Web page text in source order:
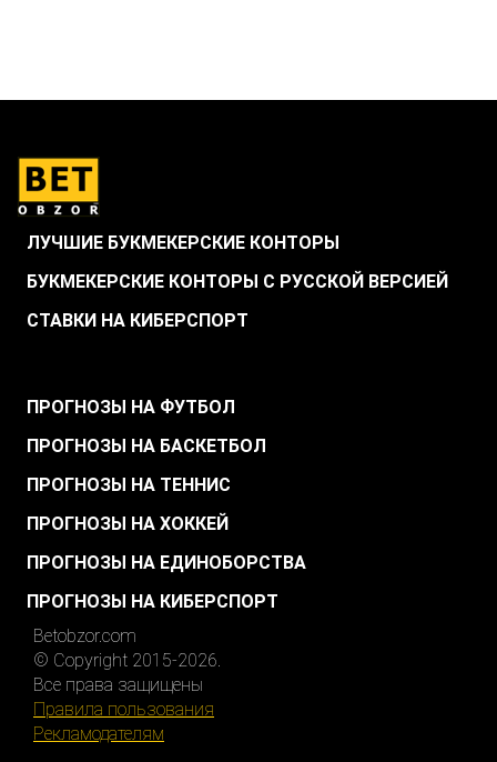
ЛУЧШИЕ БУКМЕКЕРСКИЕ КОНТОРЫ
БУКМЕКЕРСКИЕ КОНТОРЫ С РУССКОЙ ВЕРСИЕЙ
СТАВКИ НА КИБЕРСПОРТ
ПРОГНОЗЫ НА ФУТБОЛ
ПРОГНОЗЫ НА БАСКЕТБОЛ
ПРОГНОЗЫ НА ТЕННИС
ПРОГНОЗЫ НА ХОККЕЙ
ПРОГНОЗЫ НА ЕДИНОБОРСТВА
ПРОГНОЗЫ НА КИБЕРСПОРТ
Betobzor.com
© Copyright 2015-2026.
Все права защищены
Правила пользования
Рекламодателям